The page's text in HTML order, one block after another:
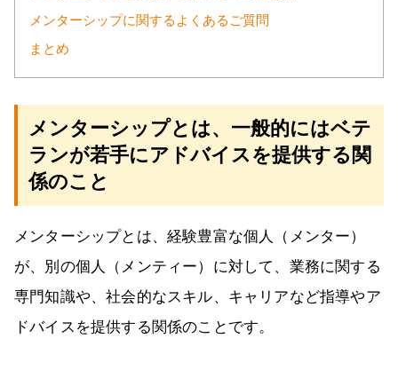
メンターシップに関するよくあるご質問
まとめ
メンターシップとは、一般的にはベテ
ランが若手にアドバイスを提供する関
係のこと
メンターシップとは、経験豊富な個人（メンター）
が、別の個人（メンティー）に対して、業務に関する
専門知識や、社会的なスキル、キャリアなど指導やア
ドバイスを提供する関係のことです。